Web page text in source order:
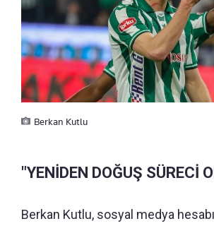
Berkan Kutlu
"YENİDEN DOĞUŞ SÜRECİ
Berkan Kutlu, sosyal medya